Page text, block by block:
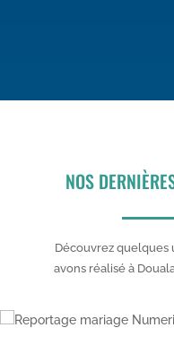
NOS
Découvrez quelques
avons réalisé à